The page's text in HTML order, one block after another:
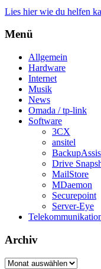
Lies hier wie du helfen
Menü
Allgemein
Hardware
Internet
Musik
News
Omada / tp-link
Software
3CX
ansitel
Drive
MailStore
MDaemon
Securepoint
Server-Eye
Archiv
Archiv